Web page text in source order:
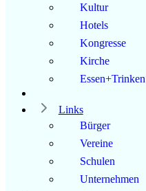
Kultur
Hotels
Kongresse
Kirche
Essen+Trinken
Links
Bürger
Vereine
Schulen
Unternehmen